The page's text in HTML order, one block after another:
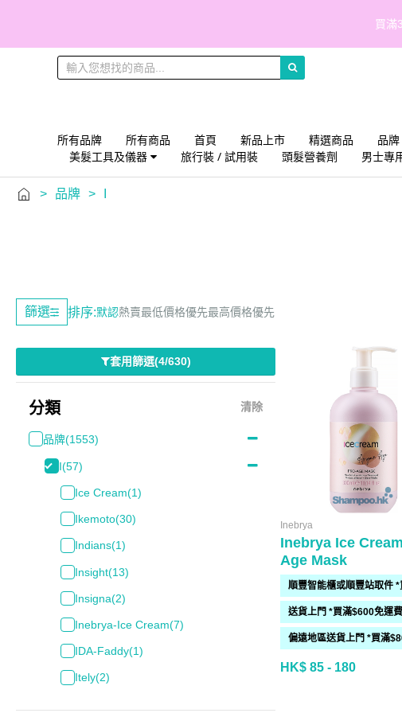
買滿
所有品牌 所有商品 首頁 新品上市 精選商品 品牌
美髮工具及儀器
旅行裝 / 試用裝 頭髮營養劑 男士專
> 品牌 >
篩選 排序:默認熱賣最低價格優先最高價格優先
套用篩選(4/630)
分類 清除
品牌(1553)
I(57)
Ice Cream(1)
Ikemoto(30)
Indians(1)
Insight(13)
Insigna(2)
Inebrya-Ice Cream(7)
IDA-Faddy(1)
Itely(2)
Inebrya
Inebrya Ice
Age Mask
HK$ 85 - 180